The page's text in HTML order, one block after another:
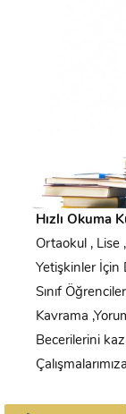
Hızlı Okuma
Ortaokul , Lise
Yetişkinler İçin
Sınıf
Kavrama
Becerilerini